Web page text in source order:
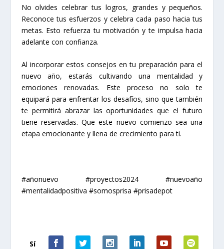
No olvides celebrar tus logros, grandes y pequeños.
Reconoce tus esfuerzos y celebra cada paso hacia tus
metas. Esto refuerza tu motivación y te impulsa hacia
adelante con confianza.
Al incorporar estos consejos en tu preparación para el
nuevo año, estarás cultivando una mentalidad y
emociones renovadas. Este proceso no solo te
equipará para enfrentar los desafíos, sino que también
te permitirá abrazar las oportunidades que el futuro
tiene reservadas. Que este nuevo comienzo sea una
etapa emocionante y llena de crecimiento para ti.
#añonuevo #proyectos2024 #nuevoaño
#mentalidadpositiva #somosprisa #prisadepot
Sí